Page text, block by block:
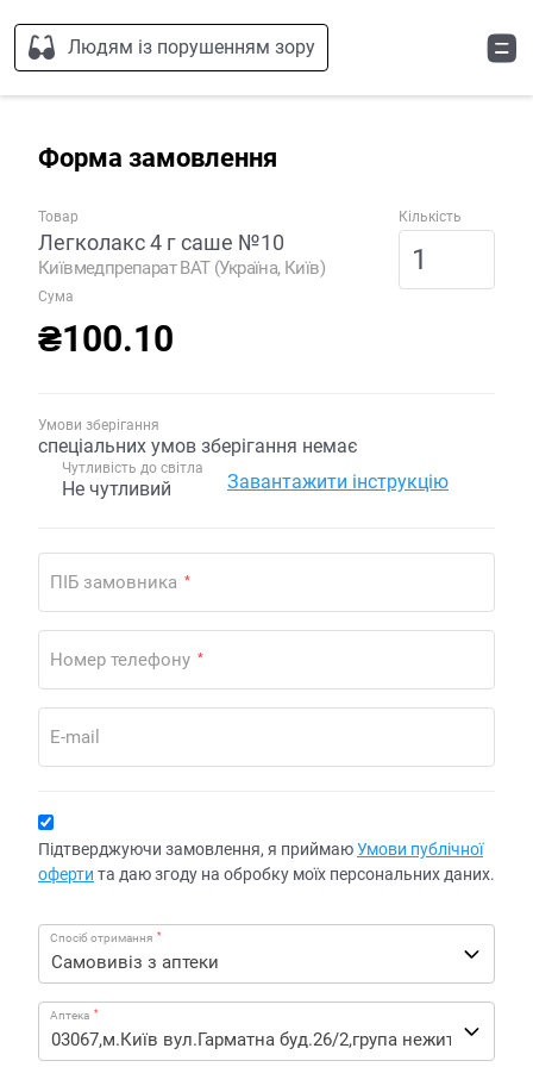
Людям із порушенням зору
Форма замовлення
Товар
Легколакс 4 г саше №10
Київмедпрепарат ВАТ (Україна, Київ)
Кількість
Сума
₴100.10
Умови зберігання
спеціальних умов зберігання немає
Чутливість до світла
Не чутливий Завантажити інструкцію
ПІБ замовника *
Номер телефону *
E-mail
Підтверджуючи замовлення, я приймаюУмови публічної
оферти та даю згоду на обробку моїх персональних даних.
Спосіб отримання *
Аптека *